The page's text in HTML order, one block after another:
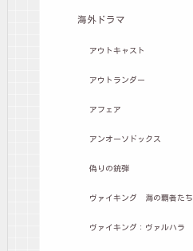
海外ドラマ
アウトキャスト
アウトランダー
アフェア
アンオーソドックス
偽りの銃弾
ヴァイキング 海の覇者たち
ヴァイキング：ヴァルハラ